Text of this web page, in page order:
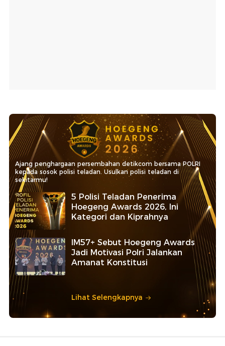
Ajang penghargaan persembahan detikcom bersama POLRI
kepada sosok polisi teladan. Usulkan polisi teladan di
sekitarmu!
5 Polisi Teladan Penerima
Hoegeng Awards 2026, Ini
Kategori dan Kiprahnya
IM57+ Sebut Hoegeng Awards
Jadi Motivasi Polri Jalankan
Amanat Konstitusi
Lihat Selengkapnya